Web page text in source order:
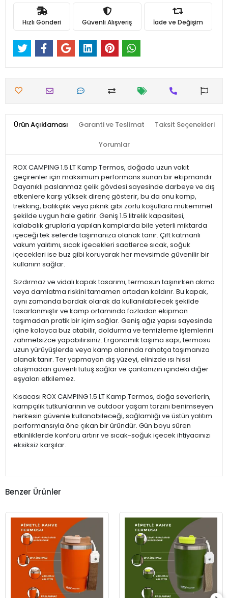
Hızlı Gönderi Güvenli Alışveriş İade ve Değişim
Ürün Açıklaması Garanti ve Teslimat Taksit Seçenekleri
Yorumlar
ROX CAMPING 1.5 LT Kamp Termos, doğada uzun vakit
geçirenler için maksimum performans sunan bir ekipmandır.
Dayanıklı paslanmaz çelik gövdesi sayesinde darbeye ve dış
etkenlere karşı yüksek direnç gösterir, bu da onu kamp,
trekking, balıkçılık veya piknik gibi zorlu koşullara mükemmel
şekilde uygun hale getirir. Geniş 1.5 litrelik kapasitesi,
kalabalık gruplarla yapılan kamplarda bile yeterli miktarda
içeceği tek seferde taşımanıza olanak tanır. Çift katmanlı
vakum yalıtımı, sıcak içecekleri saatlerce sıcak, soğuk
içecekleri ise buz gibi koruyarak her mevsimde güvenilir bir
kullanım sağlar.
Sızdırmaz ve vidalı kapak tasarımı, termosun taşınırken akma
veya damlatma riskini tamamen ortadan kaldırır. Bu kapak,
aynı zamanda bardak olarak da kullanılabilecek şekilde
tasarlanmıştır ve kamp ortamında fazladan ekipman
taşımadan pratik bir içim sağlar. Geniş ağız yapısı sayesinde
içine kolayca buz atabilir, doldurma ve temizleme işlemlerini
zahmetsizce yapabilirsiniz. Ergonomik taşıma sapı, termosu
uzun yürüyüşlerde veya kamp alanında rahatça taşımanıza
olanak tanır. Ter yapmayan dış yüzeyi, elinizde ısı hissi
oluşmadan güvenli tutuş sağlar ve çantanızın içindeki diğer
eşyaları etkilemez.
Kısacası ROX CAMPING 1.5 LT Kamp Termos, doğa severlerin,
kampçılık tutkunlarının ve outdoor yaşam tarzını benimseyen
herkesin güvenle kullanabileceği, sağlamlığı ve üstün yalıtım
performansıyla öne çıkan bir üründür. Gün boyu süren
etkinliklerde konforu artırır ve sıcak-soğuk içecek ihtiyacınızı
eksiksiz karşılar.
Benzer Ürünler